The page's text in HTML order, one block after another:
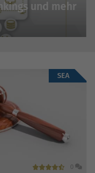
und mehr
SEA
0